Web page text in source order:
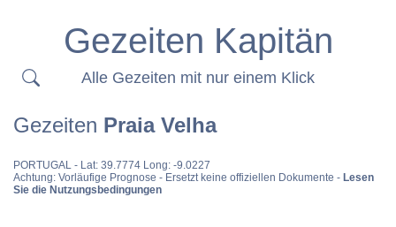
Gezeiten Kapitän
Alle Gezeiten mit nur einem Klick
Gezeiten Praia Velha
PORTUGAL - Lat: 39.7774 Long: -9.0227
Achtung: Vorläufige Prognose - Ersetzt keine offiziellen Dokumente - Lesen
Sie die Nutzungsbedingungen